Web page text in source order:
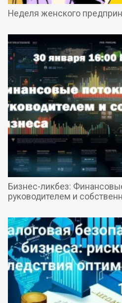
Неделя женского
Бизнес-ликбез:
руководителем и